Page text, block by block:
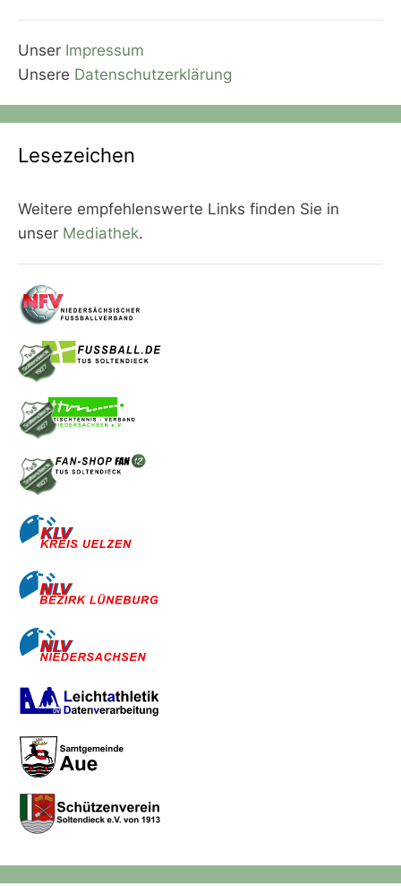
Unser Impressum
Unsere Datenschutzerklärung
Lesezeichen
Weitere empfehlenswerte Links finden Sie in
unser Mediathek.